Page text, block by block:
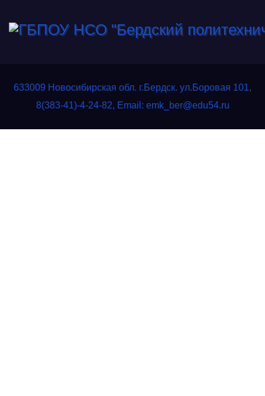
633009 Новосибирская обл. г.Бердск. ул.Боровая 101,
8(383-41)-4-24-82, Email: emk_ber@edu54.ru